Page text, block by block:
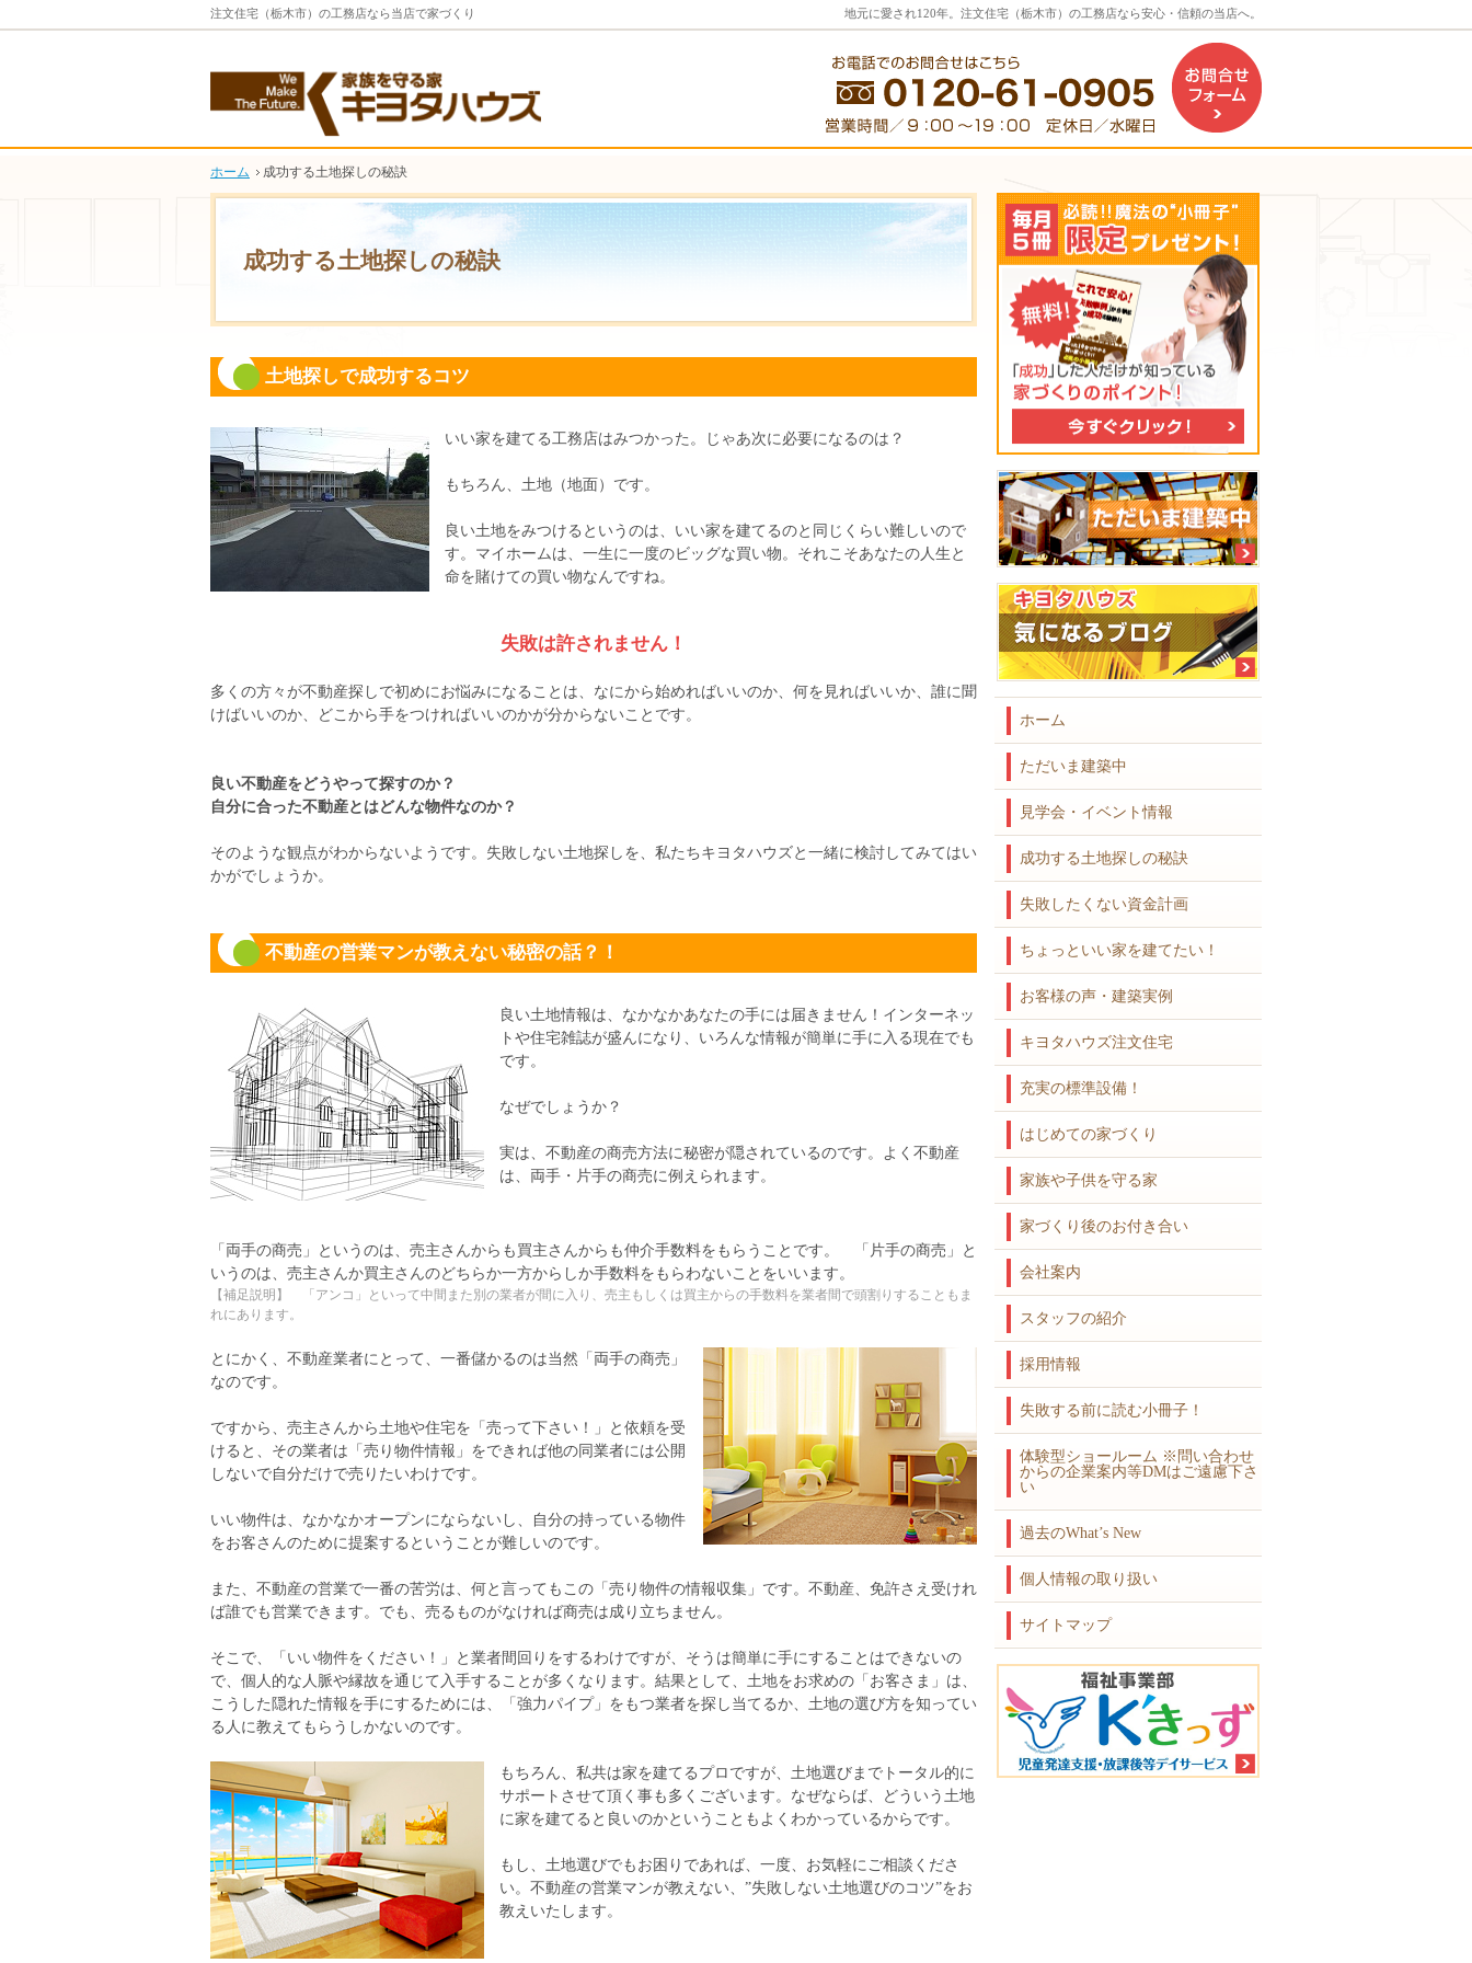
成功する土地探しの秘訣
地元に愛され120年。注文住宅（栃木市）の工務店なら安心・信頼の当店へ。
注文住宅（栃木市）の工務店なら当店で家づくり
土地探しで成功するコツ
いい家を建てる工務店はみつかった。じゃあ次に必要になるのは？
もちろん、土地（地面）です。
良い土地をみつけるというのは、いい家を建てるのと同じくらい難しいので
す。マイホームは、一生に一度のビッグな買い物。それこそあなたの人生と
命を賭けての買い物なんですね。
失敗は許されません！
多くの方々が不動産探しで初めにお悩みになることは、なにから始めればいいのか、何を見ればいいか、誰に聞
けばいいのか、どこから手をつければいいのかが分からないことです。
良い不動産をどうやって探すのか？
自分に合った不動産とはどんな物件なのか？
そのような観点がわからないようです。失敗しない土地探しを、私たちキヨタハウズと一緒に検討してみてはい
かがでしょうか。
不動産の営業マンが教えない秘密の話？！
良い土地情報は、なかなかあなたの手には届きません！インターネッ
トや住宅雑誌が盛んになり、いろんな情報が簡単に手に入る現在でも
です。
なぜでしょうか？
実は、不動産の商売方法に秘密が隠されているのです。よく不動産
は、両手・片手の商売に例えられます。
「両手の商売」というのは、売主さんからも買主さんからも仲介手数料をもらうことです。 「片手の商売」と
いうのは、売主さんか買主さんのどちらか一方からしか手数料をもらわないことをいいます。
【補足説明】 「アンコ」といって中間また別の業者が間に入り、売主もしくは買主からの手数料を業者間で頭割りすることもま
れにあります。
とにかく、不動産業者にとって、一番儲かるのは当然「両手の商売」
なのです。
ですから、売主さんから土地や住宅を「売って下さい！」と依頼を受
けると、その業者は「売り物件情報」をできれば他の同業者には公開
しないで自分だけで売りたいわけです。
いい物件は、なかなかオープンにならないし、自分の持っている物件
をお客さんのために提案するということが難しいのです。
また、不動産の営業で一番の苦労は、何と言ってもこの「売り物件の情報収集」です。不動産、免許さえ受けれ
ば誰でも営業できます。でも、売るものがなければ商売は成り立ちません。
そこで、「いい物件をください！」と業者間回りをするわけですが、そうは簡単に手にすることはできないの
で、個人的な人脈や縁故を通じて入手することが多くなります。結果として、土地をお求めの「お客さま」は、
こうした隠れた情報を手にするためには、「強力パイプ」をもつ業者を探し当てるか、土地の選び方を知ってい
る人に教えてもらうしかないのです。
もちろん、私共は家を建てるプロですが、土地選びまでトータル的に
サポートさせて頂く事も多くございます。なぜならば、どういう土地
に家を建てると良いのかということもよくわかっているからです。
もし、土地選びでもお困りであれば、一度、お気軽にご相談くださ
い。不動産の営業マンが教えない、”失敗しない土地選びのコツ”をお
教えいたします。
ホーム
ただいま建築中
見学会・イベント情報
成功する土地探しの秘訣
失敗したくない資金計画
ちょっといい家を建てたい！
お客様の声・建築実例
キヨタハウズ注文住宅
充実の標準設備！
はじめての家づくり
家族や子供を守る家
家づくり後のお付き合い
会社案内
スタッフの紹介
採用情報
失敗する前に読む小冊子！
体験型ショールーム ※問い合わせ
からの企業案内等DMはご遠慮下さ
い
過去のWhat’s New
個人情報の取り扱い
サイトマップ
ホーム 成功する土地探しの秘訣